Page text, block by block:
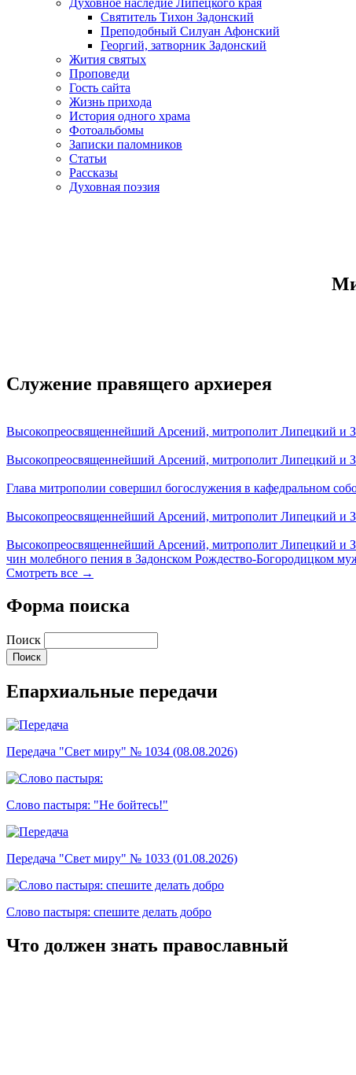
Духовное наследие Липецкого края
Святитель Тихон Задонский
Преподобный Силуан Афонский
Георгий, затворник Задонский
Жития святых
Проповеди
Гость сайта
Жизнь прихода
История одного храма
Фотоальбомы
Записки паломников
Статьи
Рассказы
Духовная поэзия
Служение правящего архиерея
Высокопреосвященнейший Арсений, митрополит Липецкий и
Высокопреосвященнейший Арсений, митрополит Липецкий и
Глава митрополии совершил богослужения в кафедральном
Высокопреосвященнейший Арсений, митрополит Липецкий и
Высокопреосвященнейший Арсений, митрополит Липецкий и
чин молебного пения в Задонском Рождество-Богородицком
Смотреть все →
Форма поиска
Поиск
Епархиальные передачи
Передача "Свет миру" № 1034 (08.08.2026)
Слово пастыря: "Не бойтесь!"
Передача "Свет миру" № 1033 (01.08.2026)
Слово пастыря: спешите делать добро
Что должен знать православный